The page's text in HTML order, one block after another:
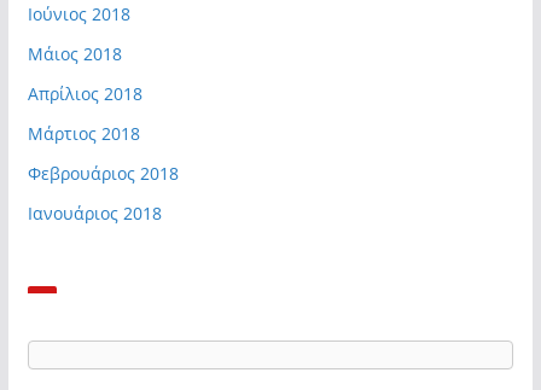
Ιούνιος 2018
Μάιος 2018
Απρίλιος 2018
Μάρτιος 2018
Φεβρουάριος 2018
Ιανουάριος 2018